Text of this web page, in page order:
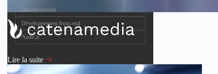
Divertissement
Développement front-end
Node.js
Lire la suite